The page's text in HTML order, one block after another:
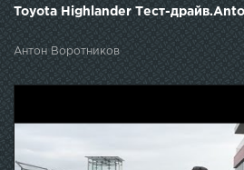
Toyota Highlander Тест-
Антон Воротников